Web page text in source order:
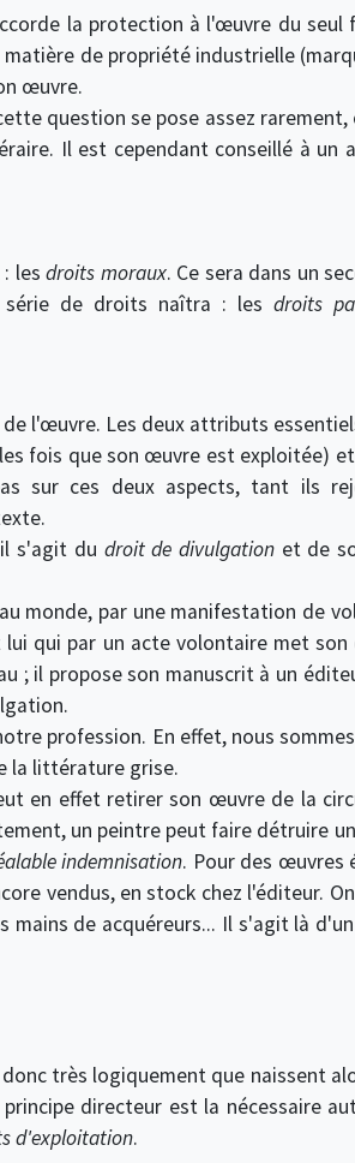
la protection à l'œuvre du
de propriété industrielle
œuvre.
question se pose assez rarement,
Il est cependant conseillé à un
: lesdroits moraux. Ce sera dans un
de droits naîtra : les droits
l'œuvre. Les deux attributs
fois que son œuvre est exploitée)
sur ces deux aspects, tant ils
s'agit du droit de divulgation et de
monde, par une manifestation de
qui par un acte volontaire met
; il propose son manuscrit à un
profession. En effet, nous
la littérature grise.
en effet retirer son œuvre de la
un peintre peut faire détruire
indemnisation. Pour des œuvres
vendus, en stock chez l'éditeur.
de acquéreurs... Il s'agit là
très logiquement que naissent
directeur est la nécessaire
d'exploitation.